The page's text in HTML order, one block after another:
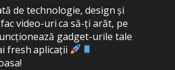
de technologie, design și
video-uri ca să-ți arăt, pe
gadget-urile tale
fresh aplicații